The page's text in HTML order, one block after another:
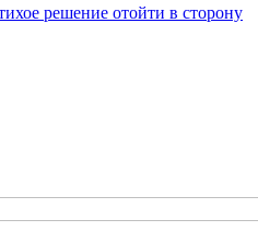
решение отойти в сторону